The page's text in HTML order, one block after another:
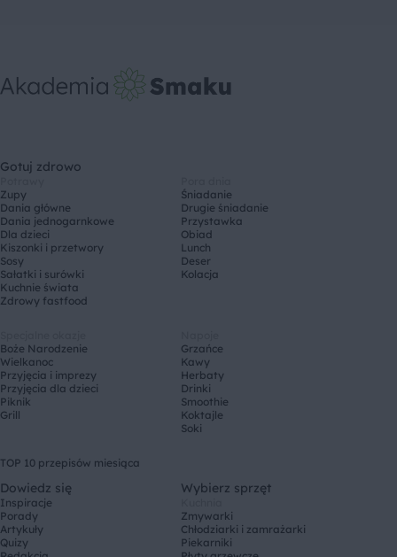
Gotuj zdrowo
Zupy
Dania główne
Dania jednogarnkowe
Dla dzieci
Kiszonki i przetwory
Sosy
Sałatki i surówki
Kuchnie świata
Zdrowy fastfood
Śniadanie
Drugie śniadanie
Przystawka
Obiad
Lunch
Deser
Kolacja
Boże Narodzenie
Wielkanoc
Przyjęcia i imprezy
Przyjęcia dla dzieci
Piknik
Grill
Grzańce
Kawy
Herbaty
Drinki
Smoothie
Koktajle
Soki
TOP 10 przepisów miesiąca
Dowiedz się
Inspiracje
Porady
Artykuły
Quizy
Wybierz sprzęt
Zmywarki
Chłodziarki i zamrażarki
Piekarniki